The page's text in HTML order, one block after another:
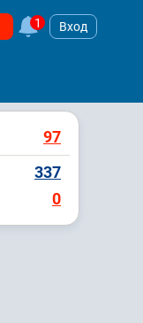
1 Вход
97
337
0